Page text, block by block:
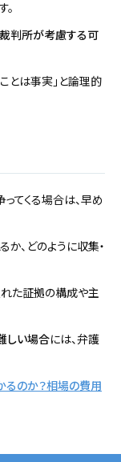
判所が考慮する可
とは事実」と論理的
てくる場合は、早め
、どのように収集・
た証拠の構成や主
しい場合には、弁護
るのか？相場の費用